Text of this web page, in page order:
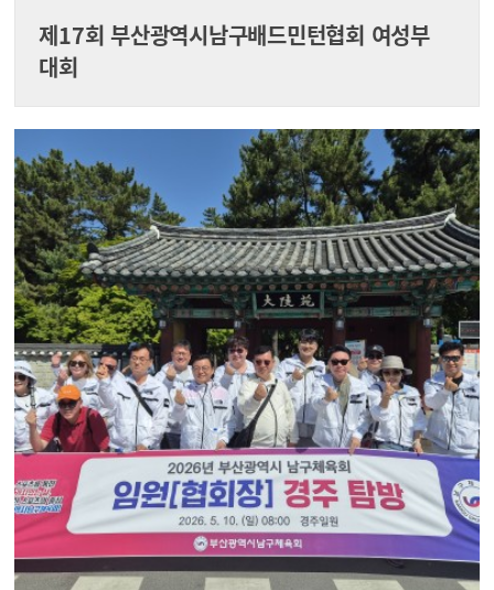
제17회 부산광역시남구배드민턴협회 여성부
대회